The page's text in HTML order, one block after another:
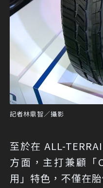
記者林鼎智／攝影
至於在 ALL-
方面，主打兼顧「
用」特色，不僅在